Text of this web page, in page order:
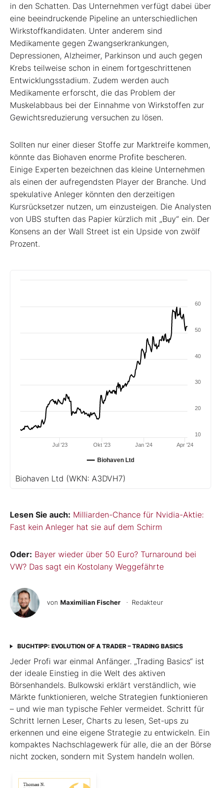
in den Schatten. Das Unternehmen verfügt dabei über
eine beeindruckende Pipeline an unterschiedlichen
Wirkstoffkandidaten. Unter anderem sind
Medikamente gegen Zwangserkrankungen,
Depressionen, Alzheimer, Parkinson und auch gegen
Krebs teilweise schon in einem fortgeschrittenen
Entwicklungsstadium. Zudem werden auch
Medikamente erforscht, die das Problem der
Muskelabbaus bei der Einnahme von Wirkstoffen zur
Gewichtsreduzierung versuchen zu lösen.
Sollten nur einer dieser Stoffe zur Marktreife kommen,
könnte das Biohaven enorme Profite bescheren.
Einige Experten bezeichnen das kleine Unternehmen
als einen der aufregendsten Player der Branche. Und
spekulative Anleger könnten den derzeitigen
Kursrücksetzer nutzen, um einzusteigen. Die Analysten
von UBS stuften das Papier kürzlich mit „Buy“ ein. Der
Konsens an der Wall Street ist ein Upside von zwölf
Prozent.
Biohaven Ltd
Jul '23 Jan '24
Okt '23 Apr '24
10
20
30
40
50
60
Biohaven Ltd (WKN: A3DVH7)
Lesen Sie auch: Milliarden-Chance für Nvidia-Aktie:
Fast kein Anleger hat sie auf dem Schirm
Oder: Bayer wieder über 50 Euro? Turnaround bei
VW? Das sagt ein Kostolany Weggefährte
von Maximilian Fischer · Redakteur
BUCHTIPP: EVOLUTION OF A TRADER – TRADING BASICS
Jeder Profi war einmal Anfänger. „Trading Basics“ ist
der ideale Einstieg in die Welt des aktiven
Börsenhandels. Bulkowski erklärt verständlich, wie
Märkte funktionieren, welche Strategien funktionieren
– und wie man typische Fehler vermeidet. Schritt für
Schritt lernen Leser, Charts zu lesen, Set-ups zu
erkennen und eine eigene Strategie zu entwickeln. Ein
kompaktes Nachschlagewerk für alle, die an der Börse
nicht zocken, sondern mit System handeln wollen.